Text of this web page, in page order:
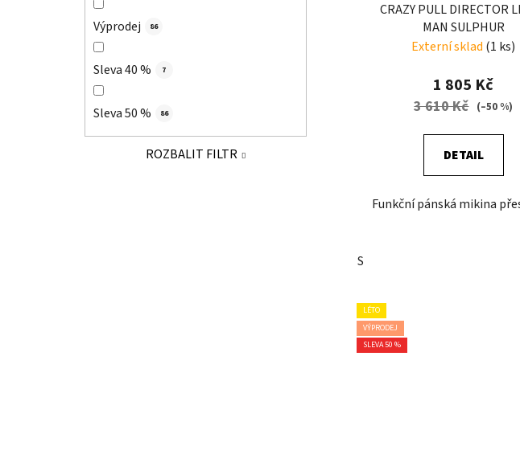
Výprodej 86
Sleva 40 % 7
Sleva 50 % 86
ROZBALIT FILTR
CRAZY PULL DIRECTOR
MAN SULPHUR
Externí sklad (1 ks)
1 805 Kč
3 610 Kč (–50 %)
DETAIL
Funkční pánská mikina
S
LÉTO
VÝPRODEJ
SLEVA 50 %